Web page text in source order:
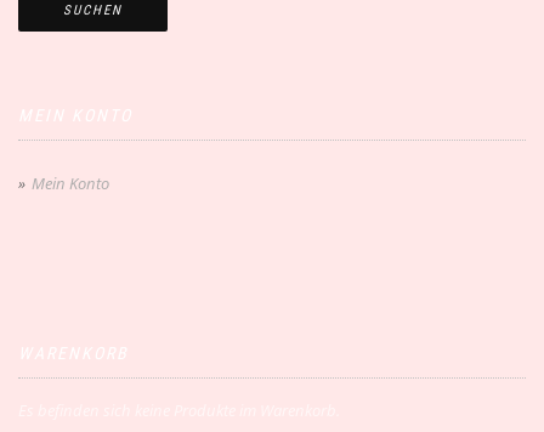
SUCHEN
Mein Konto